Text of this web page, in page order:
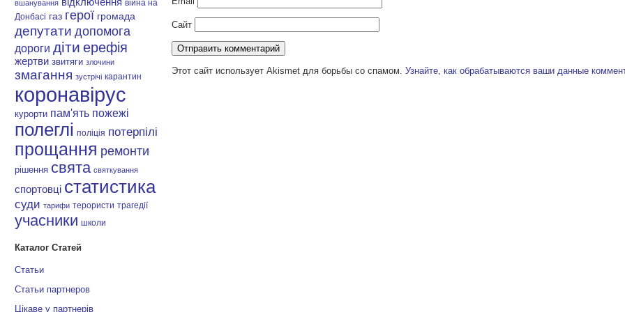
вшанування
війна на
Донбасі газ герої громада
депутати допомога
дороги діти ерефія
жертви звитяги злочини
змагання зустрічі карантин
коронавірус
курорти пам'ять пожежі
полеглі поліція потерпілі
прощання ремонти
рішення свята святкування
спортовці статистика
суди тарифи терористи трагедії
учасники школи
Каталог Статей
Статьи
Статьи партнеров
Цікаве у партнерів
Сайт
Этот сайт использует Akismet для борьбы со спамом.Узнайте, как обрабатываются ваши данные